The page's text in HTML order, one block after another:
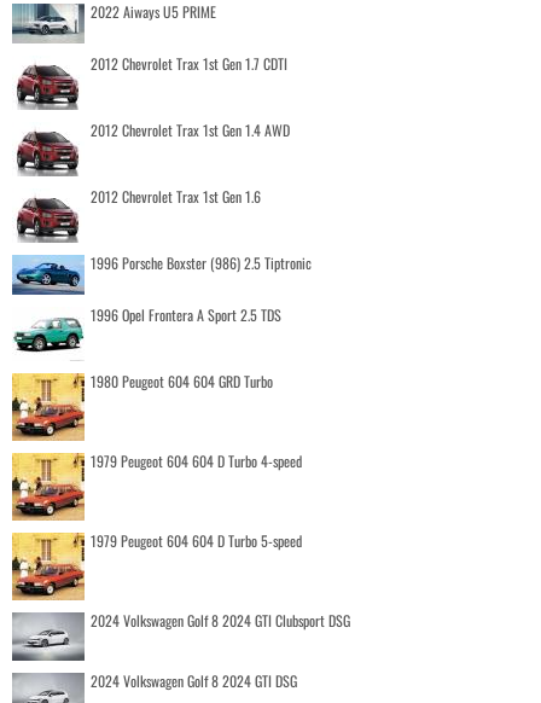
2022 Aiways U5 PRIME
2012 Chevrolet Trax 1st Gen 1.7 CDTI
2012 Chevrolet Trax 1st Gen 1.4 AWD
2012 Chevrolet Trax 1st Gen 1.6
1996 Porsche Boxster (986) 2.5 Tiptronic
1996 Opel Frontera A Sport 2.5 TDS
1980 Peugeot 604 604 GRD Turbo
1979 Peugeot 604 604 D Turbo 4-speed
1979 Peugeot 604 604 D Turbo 5-speed
2024 Volkswagen Golf 8 2024 GTI Clubsport DSG
2024 Volkswagen Golf 8 2024 GTI DSG